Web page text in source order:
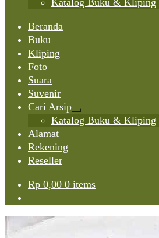
Katalog Buku & Kliping
Beranda
Buku
Kliping
Foto
Suara
Suvenir
Cari Arsip
Expand
child
Katalog Buku & Kliping
Alamat
Rekening
Reseller
Rp 0,00 0 items